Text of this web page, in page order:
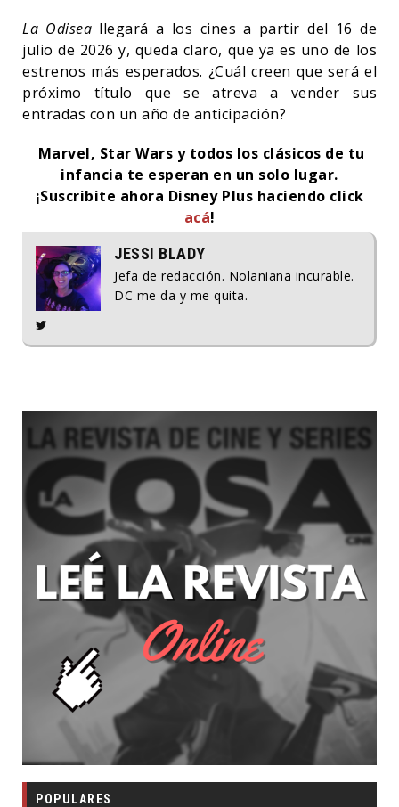
La Odisea llegará a los cines a partir del 16 de
julio de 2026 y, queda claro, que ya es uno de los
estrenos más esperados. ¿Cuál creen que será el
próximo título que se atreva a vender sus
entradas con un año de anticipación?
Marvel, Star Wars y todos los clásicos de tu
infancia te esperan en un solo lugar.
¡Suscribite ahora Disney Plus haciendo click
acá!
JESSI BLADY
Jefa de redacción. Nolaniana incurable.
DC me da y me quita.
POPULARES